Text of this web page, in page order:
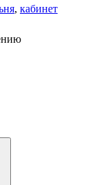
, кабинет